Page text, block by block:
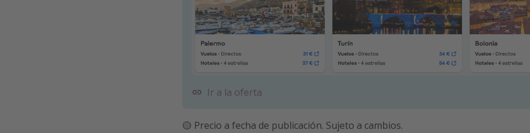
Ir a la oferta
🟡 Precio a fecha de publicación. Sujeto a cambios.